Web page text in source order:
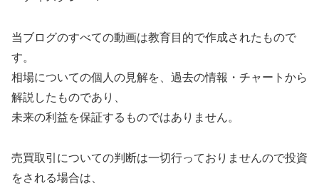
当ブログのすべての動画は教育目的で作成されたもので
す。
相場についての個人の見解を、過去の情報・チャートから
解説したものであり、
未来の利益を保証するものではありません。
売買取引についての判断は一切行っておりませんので投資
をされる場合は、